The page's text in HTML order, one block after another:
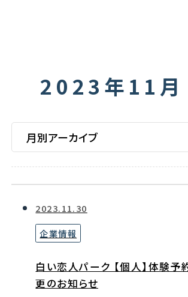
2023年11月
月別アーカイブ
2023.11.30
企業情報
白い恋人パーク 【個人】体験予
更のお知らせ